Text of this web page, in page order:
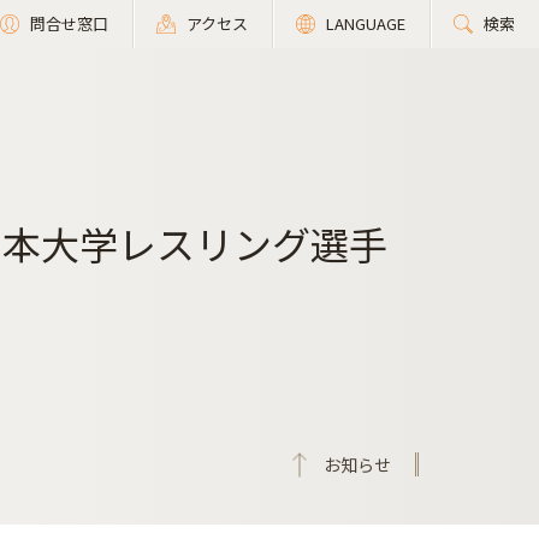
問合せ窓口 アクセス LANGUAGE 検索
大学レスリング選手
お知らせ